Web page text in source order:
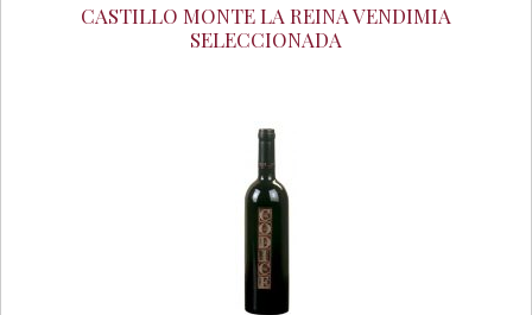
CASTILLO MONTE LA REINA VENDIMIA
SELECCIONADA